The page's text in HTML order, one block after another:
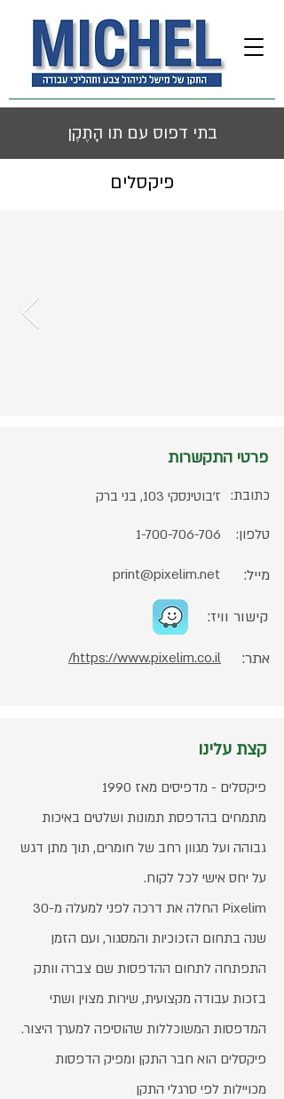
בתי דפוס עם תו הָתֶקֶן
פיקסלים
פרטי התקשרות
ז’בוטינסקי 103, בני ברק כתובת:
1-700-706-706 טלפון:
print@pixelim.net מייל:
קישור וויז:
https://www.pixelim.co.il/ אתר:
קצת עלינו
פיקסלים - מדפיסים מאז 1990
מתמחים בהדפסת תמונות ושלטים באיכות
גבוהה ועל מגוון רחב של חומרים, תוך מתן דגש
על יחס אישי לכל לקוח.
Pixelim החלה את דרכה לפני למעלה מ-30
שנה בתחום הזכוכיות והמסגור, ועם הזמן
התפתחה לתחום ההדפסות שם צברה וותק
בזכות עבודה מקצועית, שירות מצוין ושתי
המדפסות המשוכללות שהוסיפה למערך היצור.
פיקסלים הוא חבר התקן ומפיק הדפסות
מכויילות לפי סרגלי התקן